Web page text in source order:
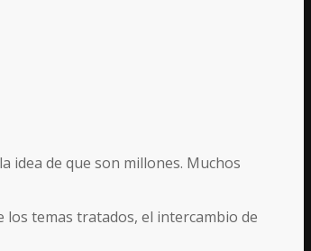
idea de que son millones. Muchos
temas tratados, el intercambio de